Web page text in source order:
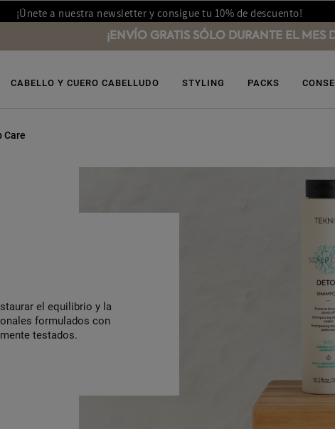
¡Únete a nuestra newsletter y consigue tu 10% de descuento!
¡ENVÍO GRATIS SÓLO DURANTE EL MES DE
CABELLO Y CUERO CABELLUDO STYLING PACKS
Care
el equilibrio y la
formulados con
testados.